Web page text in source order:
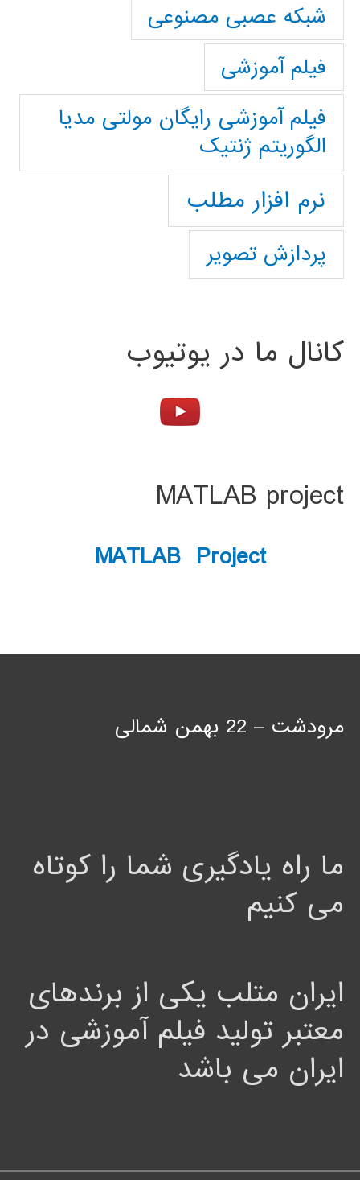
شبکه عصبی مصنوعی
فیلم آموزشی
فیلم آموزشی رایگان مولتی مدیا
الگوریتم ژنتیک
نرم افزار مطلب
پردازش تصویر
کانال ما در یوتیوب
MATLAB project
MATLAB Project
مرودشت – 22 بهمن شمالی
ما راه یادگیری شما را کوتاه
می کنیم
ایران متلب یکی از برندهای
معتبر تولید فیلم آموزشی در
ایران می باشد